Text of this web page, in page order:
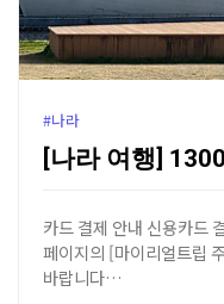
#나라
카드 결제 안내 신용카드
페이지의 [마이리얼트립
바랍니다…